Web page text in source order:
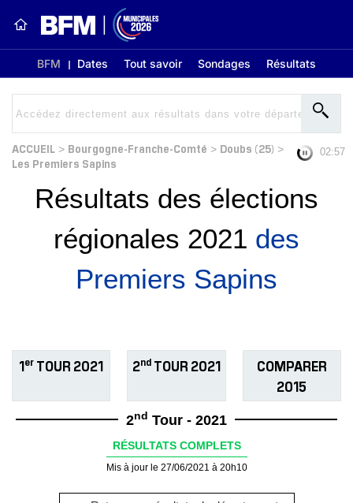
BFM Dates Tout savoir Sondages Résultats
ACCUEIL > Bourgogne-Franche-Comté > Doubs (25) >
Les Premiers Sapins
02:56
Résultats des élections
régionales 2021 des
Premiers Sapins
1er TOUR 2021 2ndTOUR 2021
COMPARER
2015
2nd Tour - 2021
RÉSULTATS COMPLETS
Mis à jour le 27/06/2021 à 20h10